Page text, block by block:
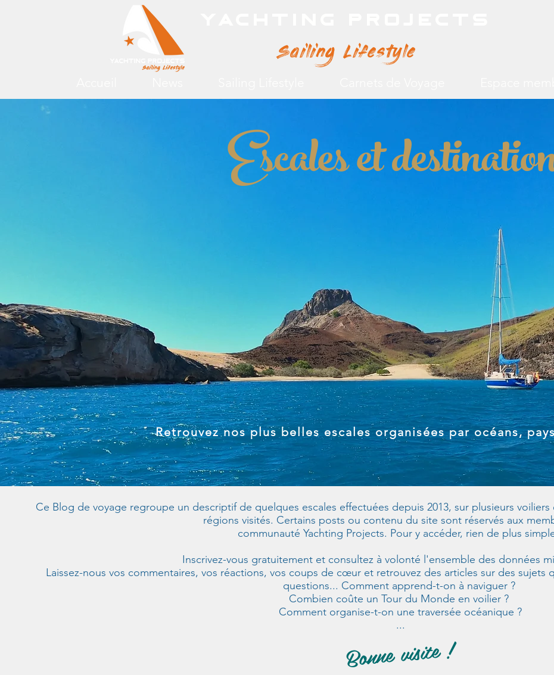
Sailing Lifestyle
Escales et
Retrouvez nos plus belles escales organisées par océans,
Ce Blog de voyage regroupe un descriptif de quelques escales effectuées depuis 2013, sur plusieurs
régions visités. Certains posts ou contenu du site sont réservés aux
communauté Yachting Projects. Pour y accéder, rien de plus
Inscrivez-vous gratuitement et consultez à volonté l'ensemble des données
Laissez-nous vos commentaires, vos réactions, vos coups de cœur et retrouvez des articles sur des
questions... Comment apprend-t-on à naviguer ?
Combien coûte un Tour du Monde en voilier ?
Comment organise-t-on une traversée océanique ?
...
Bonne visite !